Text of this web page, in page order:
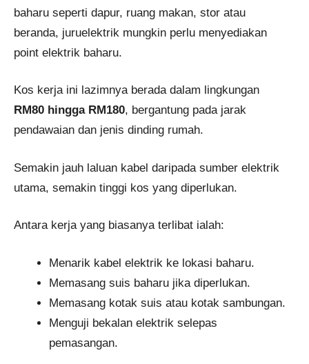
baharu seperti dapur, ruang makan, stor atau
beranda, juruelektrik mungkin perlu menyediakan
point elektrik baharu.
Kos kerja ini lazimnya berada dalam lingkungan
RM80 hingga RM180, bergantung pada jarak
pendawaian dan jenis dinding rumah.
Semakin jauh laluan kabel daripada sumber elektrik
utama, semakin tinggi kos yang diperlukan.
Antara kerja yang biasanya terlibat ialah:
Menarik kabel elektrik ke lokasi baharu.
Memasang suis baharu jika diperlukan.
Memasang kotak suis atau kotak sambungan.
Menguji bekalan elektrik selepas
pemasangan.